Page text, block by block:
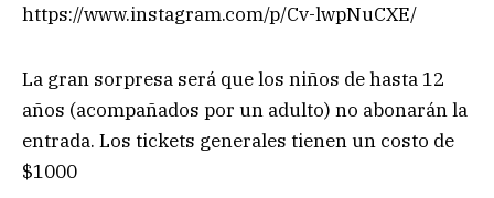
https://www.instagram.com/p/Cv-lwpNuCXE/
La gran sorpresa será que los niños de hasta 12
años (acompañados por un adulto) no abonarán la
entrada. Los tickets generales tienen un costo de
$1000